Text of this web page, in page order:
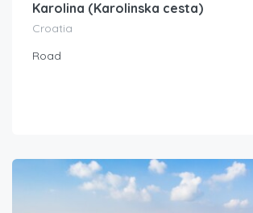
Karolina (Karolinska cesta)
Croatia
Road